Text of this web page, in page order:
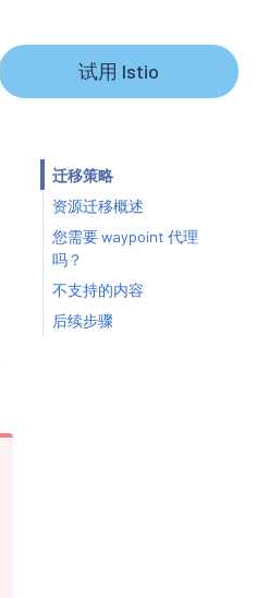
试用 Istio
迁移策略
资源迁移概述
您需要 waypoint 代理
吗？
不支持的内容
后续步骤